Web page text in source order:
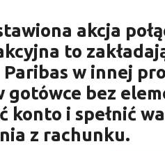
akcja
to
w innej
gotówce bez
konto i spełnić
z rachunku.